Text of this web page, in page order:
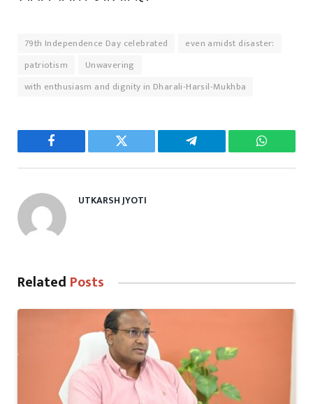
79th Independence Day celebrated
even amidst disaster:
patriotism
Unwavering
with enthusiasm and dignity in Dharali-Harsil-Mukhba
Facebook Twitter Telegram
UTKARSH JYOTI
Related Posts